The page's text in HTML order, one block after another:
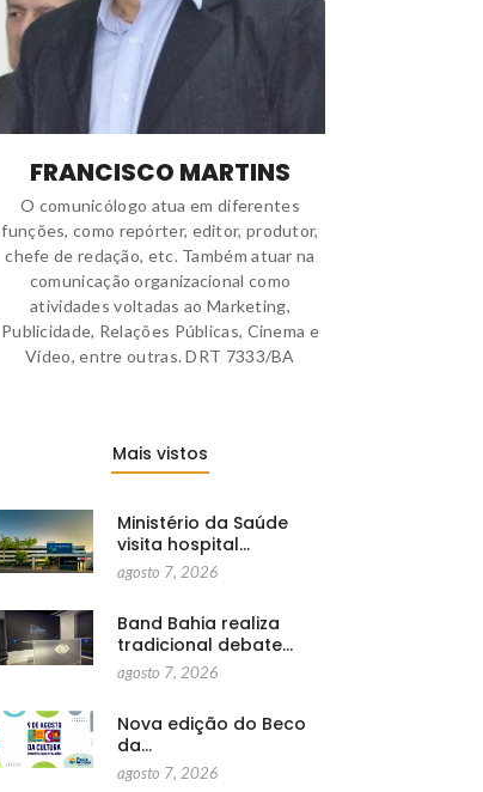
FRANCISCO MARTINS
O comunicólogo atua em diferentes
funções, como repórter, editor, produtor,
chefe de redação, etc. Também atuar na
comunicação organizacional como
atividades voltadas ao Marketing,
Publicidade, Relações Públicas, Cinema e
Vídeo, entre outras. DRT 7333/BA
Mais vistos
Ministério da Saúde
visita hospital…
agosto 7, 2026
Band Bahia realiza
tradicional debate…
agosto 7, 2026
Nova edição do Beco
da…
agosto 7, 2026